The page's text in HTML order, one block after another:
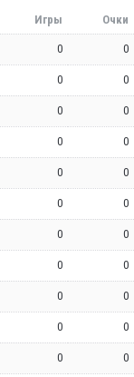
Игры Очки
0 0
0 0
0 0
0 0
0 0
0 0
0 0
0 0
0 0
0 0
0 0